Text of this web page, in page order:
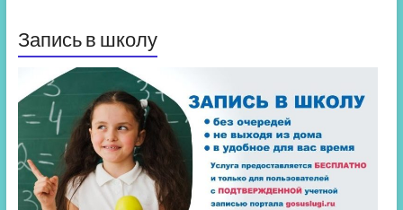
Запись в школу